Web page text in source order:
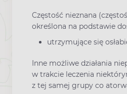
Częstość nieznana
określona na podstawie
utrzymujące się
Inne możliwe działania
w trakcie leczenia
z tej samej grupy co